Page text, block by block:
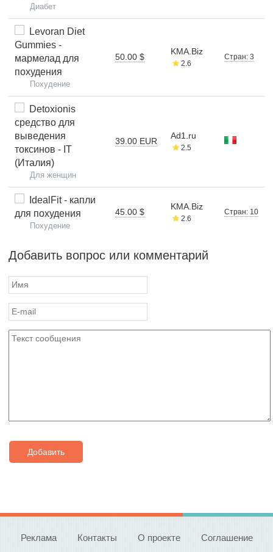
Диабет
Levoran Diet
Gummies -
мармелад для
похудения
Похудение
50.00 $
KMA.Biz
2.6
Стран: 3
Detoxionis
средство для
выведения
токсинов - IT
(Италия)
Для женщин
39.00 EUR
Ad1.ru
2.5
IdealFit - капли
для похудения
Похудение
45.00 $
KMA.Biz
2.6
Стран: 10
Добавить вопрос или комментарий
Добавить
Реклама Контакты О проекте Соглашение